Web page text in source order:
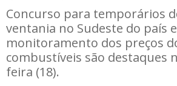
Concurso para temporários
ventania no Sudeste do país e
monitoramento dos preços
combustíveis são destaques
feira (18).